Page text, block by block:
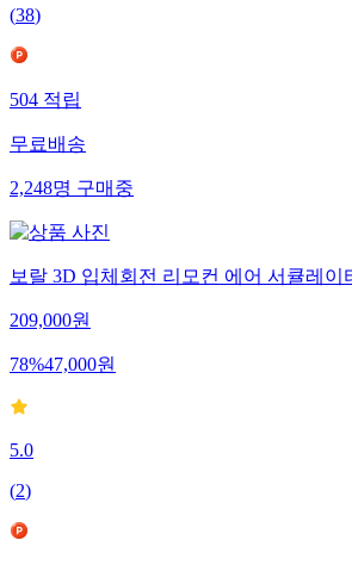
(38)
504적립
무료배송
2,248명구매중
보랄 3D 입체회전 리모컨 에어 서큘레이
209,000원
78%47,000원
5.0
(2)